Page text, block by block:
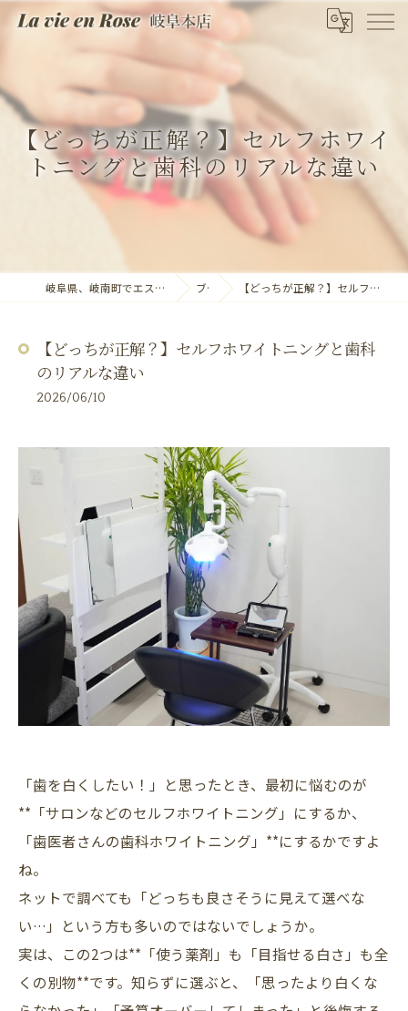
【どっちが正解？】セルフホワイ
トニングと歯科のリアルな違い
岐阜県、岐南町でエステならLa vie en Rose 岐阜本店 ブログ 【どっちが正解？】セルフホワイトニングと歯科のリアルな違い
【どっちが正解？】セルフホワイトニングと歯科
のリアルな違い
2026/06/10
「歯を白くしたい！」と思ったとき、最初に悩むのが
**「サロンなどのセルフホワイトニング」にするか、
「歯医者さんの歯科ホワイトニング」**にするかですよ
ね。
ネットで調べても「どっちも良さそうに見えて選べな
い…」という方も多いのではないでしょうか。
実は、この2つは**「使う薬剤」も「目指せる白さ」も全
くの別物**です。知らずに選ぶと、「思ったより白くな